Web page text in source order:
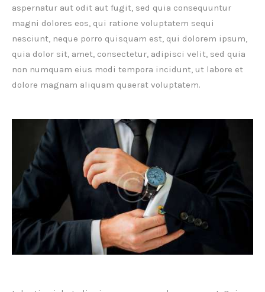
aspernatur aut odit aut fugit, sed quia consequuntur
magni dolores eos, qui ratione voluptatem sequi
nesciunt, neque porro quisquam est, qui dolorem ipsum,
quia dolor sit, amet, consectetur, adipisci velit, sed quia
non numquam eius modi tempora incidunt, ut labore et
dolore magnam aliquam quaerat voluptatem.